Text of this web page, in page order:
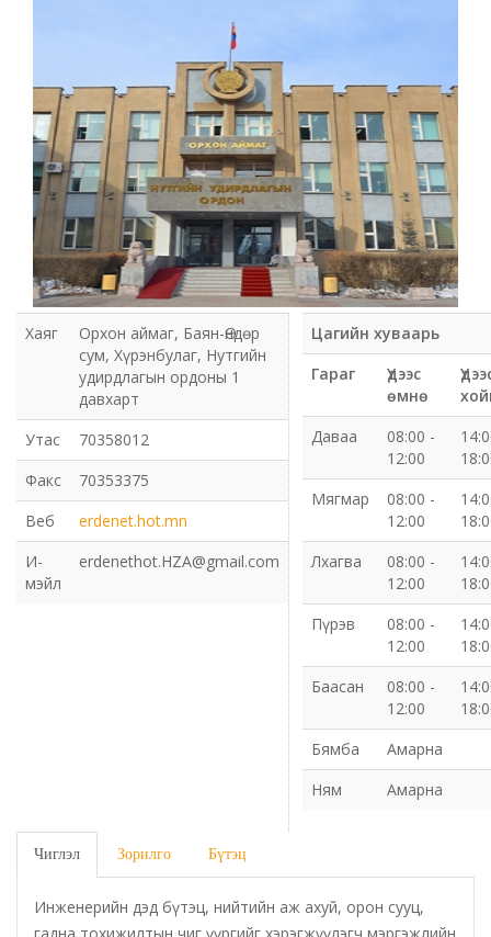
Мэдээлэл шуурхай удирдлагын төв
Нийтийн номын сан
Эрдэнэт Булганы цахилгаан түгээх сүлжээ ТӨХК
Эрдэнэт ус, дулаан түгээх сүлжээ ОНӨХК
Бүсийн оношлогоо эмчилгээний төв
Хот тохижуулах газар
Орхон аймаг Шуудан үйлчилгээний газар
Биеийн тамир, спортын газар
Газрын харилцаа барилга хот байгуулалтын газар
Орхон аймаг дахь Гаалийн газар
Орхон аймгийн Байгаль орчны газар
Санхүүгийн хяналт, дотоод аудитын газар
Стандарт, хэмжил зүйн хэлтэс
Хаяг
Орхон аймаг, Баян-Өндөр
сум, Хүрэнбулаг, Нутгийн
удирдлагын ордоны 1
давхарт
Утас
70358012
Факс
70353375
Веб
erdenet.hot.mn
И-
мэйл
erdenethot.HZA@gmail.com
Цагийн хуваарь
Гараг
Үдээс
өмнө
Даваа
08:00 -
12:00
Мягмар
08:00 -
12:00
Лхагва
08:00 -
12:00
Пүрэв
08:00 -
12:00
Баасан
08:00 -
12:00
Бямба
Амарна
Ням
Амарна
Чиглэл Зорилго Бүтэц
Инженерийн дэд бүтэц, нийтийн аж ахуй, орон сууц,